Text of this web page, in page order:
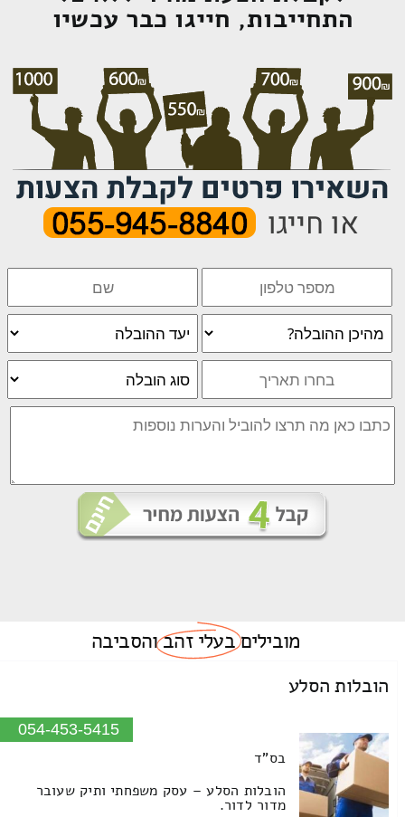
התחייבות, חייגו כבר עכשיו
מוביליםבעלי זהבוהסביבה
הובלות הסלע
054-453-5415
בס"ד
הובלות הסלע – עסק משפחתי ותיק שעובר
מדור לדור.